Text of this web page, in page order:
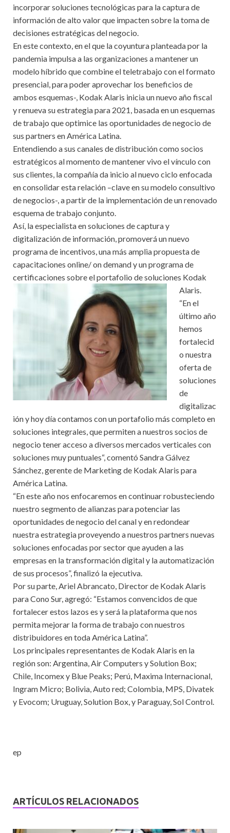
incorporar soluciones tecnológicas para la captura de
información de alto valor que impacten sobre la toma de
decisiones estratégicas del negocio.
En este contexto, en el que la coyuntura planteada por la
pandemia impulsa a las organizaciones a mantener un
modelo híbrido que combine el teletrabajo con el formato
presencial, para poder aprovechar los beneficios de
ambos esquemas-, Kodak Alaris inicia un nuevo año fiscal
y renueva su estrategia para 2021, basada en un esquemas
de trabajo que optimice las oportunidades de negocio de
sus partners en América Latina.
Entendiendo a sus canales de distribución como socios
estratégicos al momento de mantener vivo el vínculo con
sus clientes, la compañía da inicio al nuevo ciclo enfocada
en consolidar esta relación –clave en su modelo consultivo
de negocios-, a partir de la implementación de un renovado
esquema de trabajo conjunto.
Así, la especialista en soluciones de captura y
digitalización de información, promoverá un nuevo
programa de incentivos, una más amplia propuesta de
capacitaciones online/ on demand y un programa de
certificaciones sobre el portafolio de soluciones Kodak
Alaris.
“En el
último año
hemos
fortalecid
o nuestra
oferta de
soluciones
de
digitalizac
ión y hoy día contamos con un portafolio más completo en
soluciones integrales, que permiten a nuestros socios de
negocio tener acceso a diversos mercados verticales con
soluciones muy puntuales“, comentó Sandra Gálvez
Sánchez, gerente de Marketing de Kodak Alaris para
América Latina.
“En este año nos enfocaremos en continuar robusteciendo
nuestro segmento de alianzas para potenciar las
oportunidades de negocio del canal y en redondear
nuestra estrategia proveyendo a nuestros partners nuevas
soluciones enfocadas por sector que ayuden a las
empresas en la transformación digital y la automatización
de sus procesos”, finalizó la ejecutiva.
Por su parte, Ariel Abrancato, Director de Kodak Alaris
para Cono Sur, agregó: “Estamos convencidos de que
fortalecer estos lazos es y será la plataforma que nos
permita mejorar la forma de trabajo con nuestros
distribuidores en toda América Latina”.
Los principales representantes de Kodak Alaris en la
región son: Argentina, Air Computers y Solution Box;
Chile, Incomex y Blue Peaks; Perú, Maxima Internacional,
Ingram Micro; Bolivia, Auto red; Colombia, MPS, Divatek
y Evocom; Uruguay, Solution Box, y Paraguay, Sol Control.
ep
ARTÍCULOS RELACIONADOS